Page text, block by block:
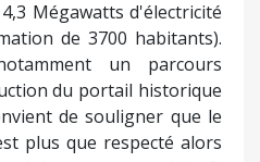
Mégawatts d'électricité
de 3700 habitants).
un parcours
du portail historique
de souligner que le
plus que respecté alors